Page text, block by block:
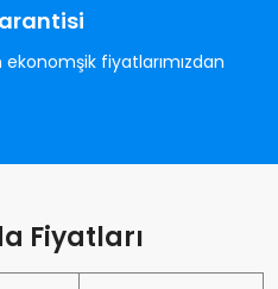
fiyatlarımızdan
Fiyatları